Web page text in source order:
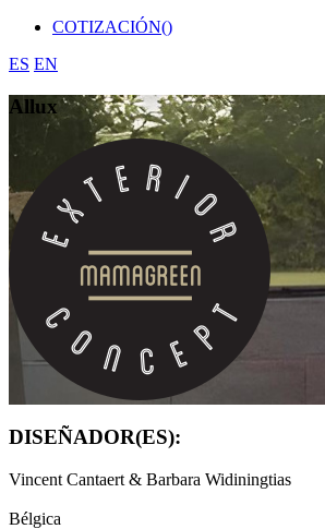
COTIZACIÓN()
ES EN
Allux
DISEÑADOR(ES):
Vincent Cantaert & Barbara Widiningtias
Bélgica